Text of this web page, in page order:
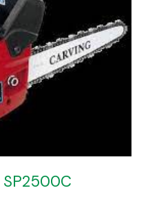
SP2500C